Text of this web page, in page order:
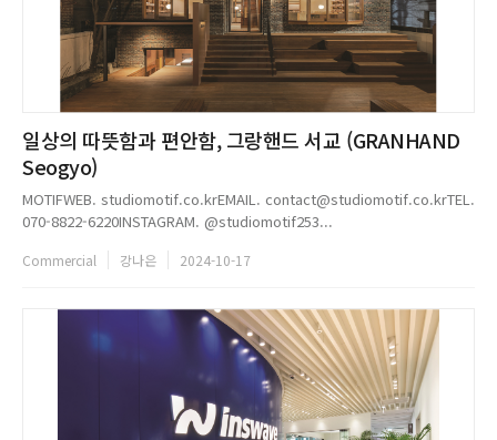
일상의 따뜻함과 편안함, 그랑핸드 서교 (GRANHAND
Seogyo)
MOTIFWEB. studiomotif.co.krEMAIL. contact@studiomotif.co.krTEL.
070-8822-6220INSTAGRAM. @studiomotif253...
Commercial 강나은 2024-10-17